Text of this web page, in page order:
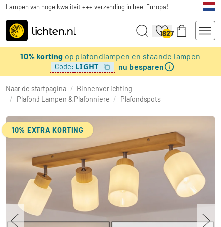
Lampen van hoge kwaliteit +++ verzending in heel Europa!
1827
10% korting op plafondlampen en staande lampen
Code: LIGHT nu besparen
Naar de startpagina / Binnenverlichting
/ Plafond Lampen & Plafonniere / Plafondspots
10% EXTRA KORTING